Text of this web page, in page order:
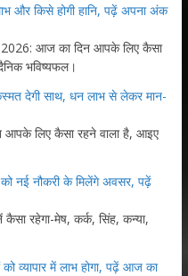
और किसे होगी हानि, पढ़ें अपना अंक
आज का दिन आपके लिए कैसा
भविष्यफल।
देगी साथ, धन लाभ से लेकर मान-
लिए कैसा रहने वाला है, आइए
नई नौकरी के मिलेंगे अवसर, पढ़ें
रहेगा-मेष, कर्क, सिंह, कन्या,
व्यापार में लाभ होगा, पढ़ें आज का